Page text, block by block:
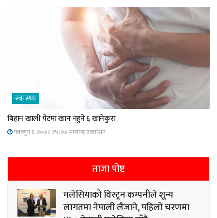
स्वास्थ्य
बिहान खाली पेटमा खान नहुने ६ खानेकुरा
फाल्गुन ६, २०७८ १५;२७ मध्यान्ह प्रकाशित
ताजा पोष्ट
मलेसियाको विस्ट्रन कम्पनीले शून्य
लागतमा नेपाली लैजाने, पहिलो चरणमा